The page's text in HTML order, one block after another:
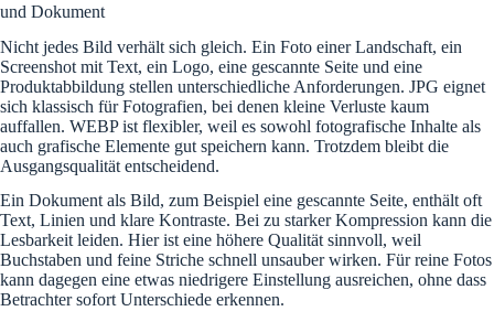
und Dokument
Nicht jedes Bild verhält sich gleich. Ein Foto einer Landschaft, ein
Screenshot mit Text, ein Logo, eine gescannte Seite und eine
Produktabbildung stellen unterschiedliche Anforderungen. JPG eignet
sich klassisch für Fotografien, bei denen kleine Verluste kaum
auffallen. WEBP ist flexibler, weil es sowohl fotografische Inhalte als
auch grafische Elemente gut speichern kann. Trotzdem bleibt die
Ausgangsqualität entscheidend.
Ein Dokument als Bild, zum Beispiel eine gescannte Seite, enthält oft
Text, Linien und klare Kontraste. Bei zu starker Kompression kann die
Lesbarkeit leiden. Hier ist eine höhere Qualität sinnvoll, weil
Buchstaben und feine Striche schnell unsauber wirken. Für reine Fotos
kann dagegen eine etwas niedrigere Einstellung ausreichen, ohne dass
Betrachter sofort Unterschiede erkennen.